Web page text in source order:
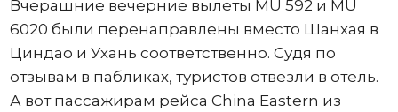
Вчерашние вечерние вылеты MU 592 и MU
6020 были перенаправлены вместо Шанхая в
Циндао и Ухань соответственно. Судя по
отзывам в пабликах, туристов отвезли в отель.
А вот пассажирам рейса China Eastern из